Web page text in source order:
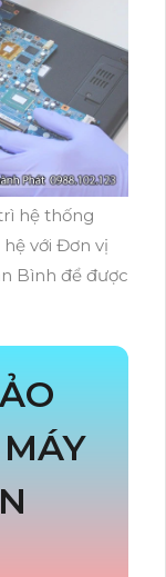
hệ thống
với Đơn vị
Bình để được